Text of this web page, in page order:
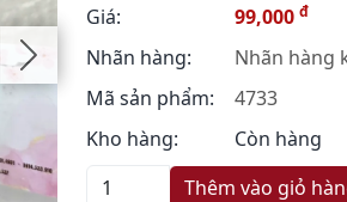
Giá: 99,000 đ
Nhãn hàng:
Nhãn hàng
Mã sản phẩm:
4733
Kho hàng:
Còn hàng
Thêm vào giỏ